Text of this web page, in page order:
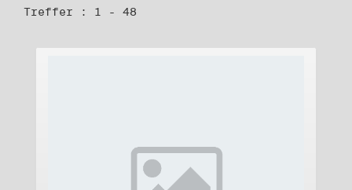
Treffer : 1 - 48